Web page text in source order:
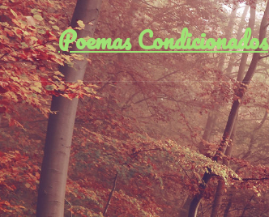
Poemas Condicionados